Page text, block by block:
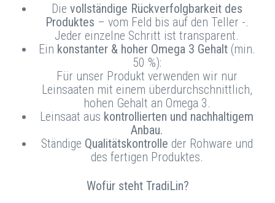
Die vollständige Rückverfolgbarkeit des
Produktes – vom Feld bis auf den Teller -.
Jeder einzelne Schritt ist transparent.
Ein konstanter & hoher Omega 3 Gehalt(min.
50 %):
Für unser Produkt verwenden wir nur
Leinsaaten mit einem überdurchschnittlich,
hohen Gehalt an Omega 3.
Leinsaat aus kontrollierten und nachhaltigem
Anbau.
Ständige Qualitätskontrolle der Rohware und
des fertigen Produktes.
Wofür steht TradiLin?